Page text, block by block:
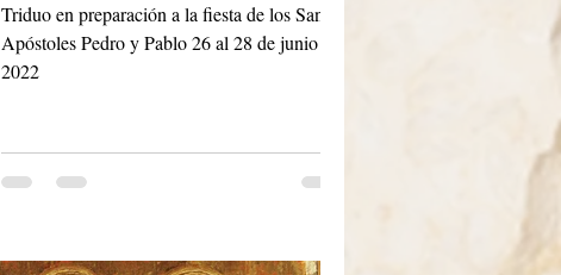
Triduo en preparación a la fiesta de los Santos
Apóstoles Pedro y Pablo 26 al 28 de junio de
2022